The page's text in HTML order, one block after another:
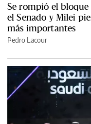
Se rompió el
el Senado y Milei
más importantes
Pedro Lacour